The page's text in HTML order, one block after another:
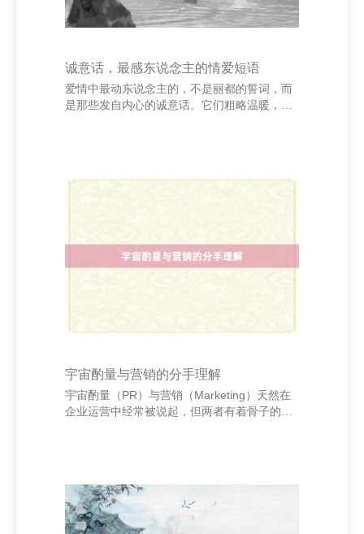
诚意话，最感东说念主的情爱短语
爱情中最动东说念主的，不是丽都的誓词，而
是那些发自内心的诚意话。它们粗略温暖，却
过爱你的东说念主，风物为你停留，哪怕天下
里，能够遵照初心，对一个东说念主说“你是我
独一”，是何等贫寒的甘心。它不仅仅话语，更
宇宙酌量与营销的分手理解
宇宙酌量（PR）与营销（Marketing）天然在
企业运营中经常被说起，但两者有着骨子的分
影响力。PR刺主张是永久的声誉处罚，通过媒
体交流、社会背负活动等形势，传递企业的价
值不雅和社会背负。 而营销的主要主张是促进